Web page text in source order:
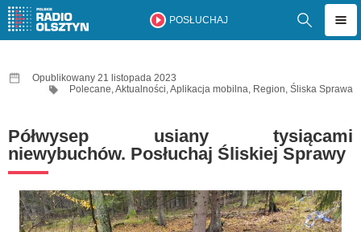
POSŁUCHAJ
Opublikowany 21 listopada 2023
Polecane,Aktualności,Aplikacja mobilna, Region, Śliska Sprawa
Półwysep usiany tysiącami
niewybuchów. Posłuchaj Śliskiej Sprawy